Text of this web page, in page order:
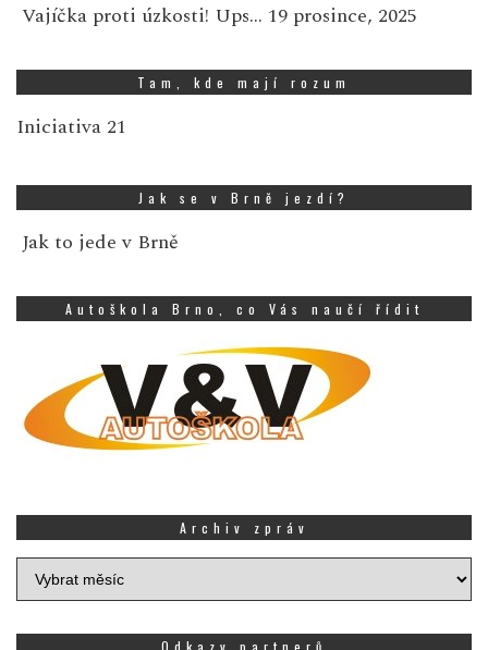
Vajíčka proti úzkosti! Ups… 19 prosince, 2025
Tam, kde mají rozum
Iniciativa 21
Jak se v Brně jezdí?
Jak to jede v Brně
Autoškola Brno, co Vás naučí řídit
Archiv zpráv
Archiv
zpráv